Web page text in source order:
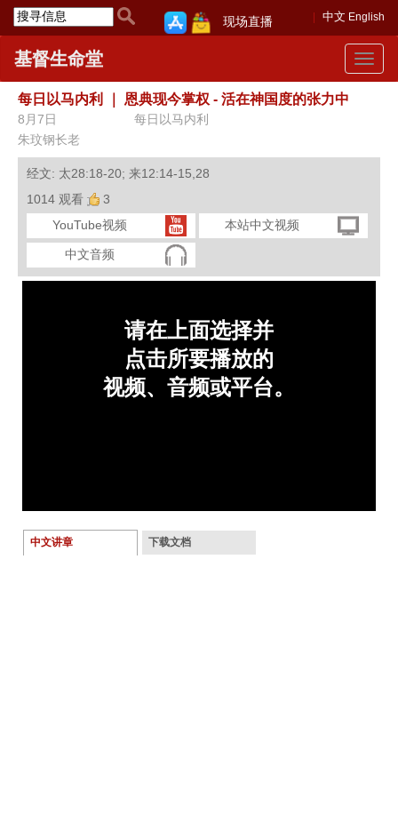
中文 English
现场直播
Toggle
基督生命堂
每日以马内利 恩典现今掌权 - 活在神国度的张力中
8月7日
每日以马内利
朱玟钢长老
经文: 太28:18-20; 来12:14-15,28
1014 观看
3
YouTube视频
本站中文视频
中文音频
中文讲章 下载文档